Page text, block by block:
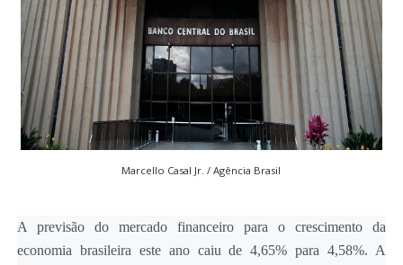
Marcello Casal Jr. / Agência Brasil
A previsão do mercado financeiro para o crescimento da
economia brasileira este ano caiu de 4,65% para 4,58%. A